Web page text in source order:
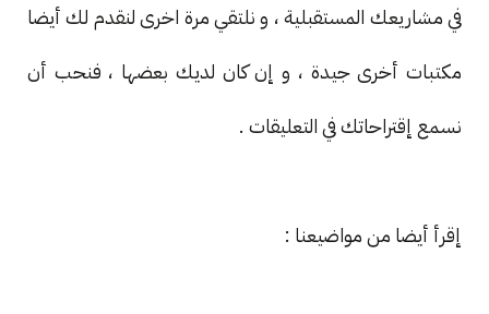
في مشاريعك المستقبلية ، و نلتقي مرة اخرى لنقدم لك أيضا
مكتبات أخرى جيدة ، و إن كان لديك بعضها ، فنحب أن
نسمع إقتراحاتك في التعليقات .
إقرأ أيضا من مواضيعنا :